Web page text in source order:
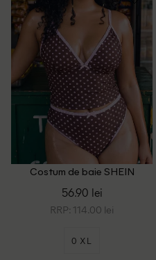
Costum de baie SHEIN
56.90 lei
RRP: 114.00 lei
0 XL